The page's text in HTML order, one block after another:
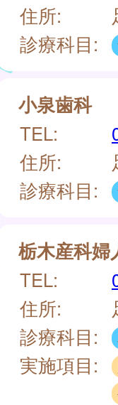
住所:
診療科目:
小泉歯科
TEL:
住所:
診療科目:
栃木産科婦
TEL:
住所:
診療科目:
実施項目: